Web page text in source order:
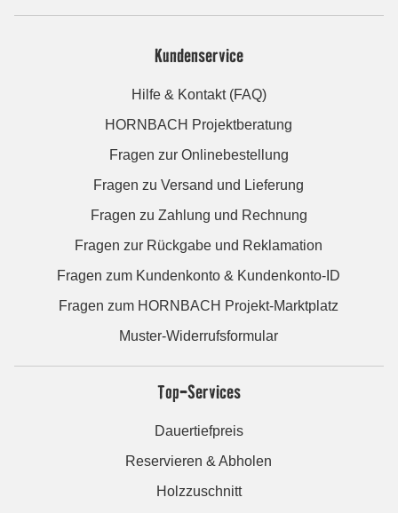
Kundenservice
Hilfe & Kontakt (FAQ)
HORNBACH Projektberatung
Fragen zur Onlinebestellung
Fragen zu Versand und Lieferung
Fragen zu Zahlung und Rechnung
Fragen zur Rückgabe und Reklamation
Fragen zum Kundenkonto & Kundenkonto-ID
Fragen zum HORNBACH Projekt-Marktplatz
Muster-Widerrufsformular
Top-Services
Dauertiefpreis
Reservieren & Abholen
Holzzuschnitt